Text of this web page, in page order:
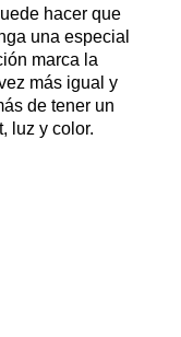
hacer que
una especial
marca la
más igual y
de tener un
luz y color.